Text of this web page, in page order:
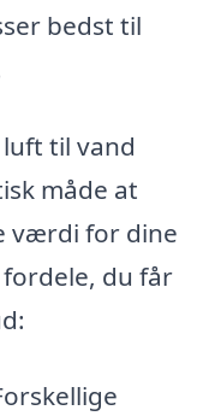
bedst til
til vand
måde at
værdi for dine
du får